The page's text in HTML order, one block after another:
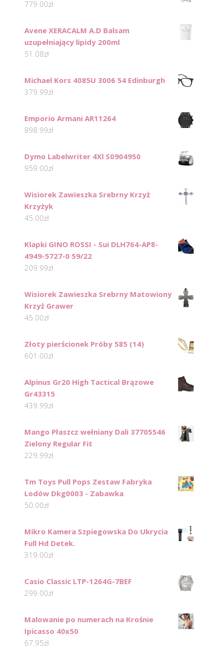
779.00zł
Avene XERACALM A.D Balsam
uzupełniający lipidy 200ml
51.08zł
Michael Kors 4085U 3006 54 Edinburgh
379.99zł
Emporio Armani AR11264
898.99zł
Dymo Labelwriter 4Xl S0904950
959.00zł
Wisiorek Zawieszka Srebrny Krzyż
Krzyżyk
45.00zł
Klapki GINO ROSSI - Sui DLH764-AP8-
4949-5727-0 59/22
209.99zł
Wisiorek Zawieszka Srebrny Matowiony
Krzyż Grawer
45.00zł
Złoty pierścionek Próby 585 (14)
601.00zł
Alpinus Gr20 High Tactical Brązowe
Gr43315
439.99zł
Mango Płaszcz wełniany Dali 37705546
Zielony Regular Fit
229.99zł
Tm Toys Pull Pops Zestaw Fabryka
Lodów Dkg0003 - Zabawka
50.00zł
Mikro Kamera Szpiegowska Do Ukrycia
Full Hd Detek.
319.00zł
Casio Classic LTP-1264G-7BEF
299.00zł
Malowanie po numerach na Krośnie
Ipicasso 40x50
67.95zł